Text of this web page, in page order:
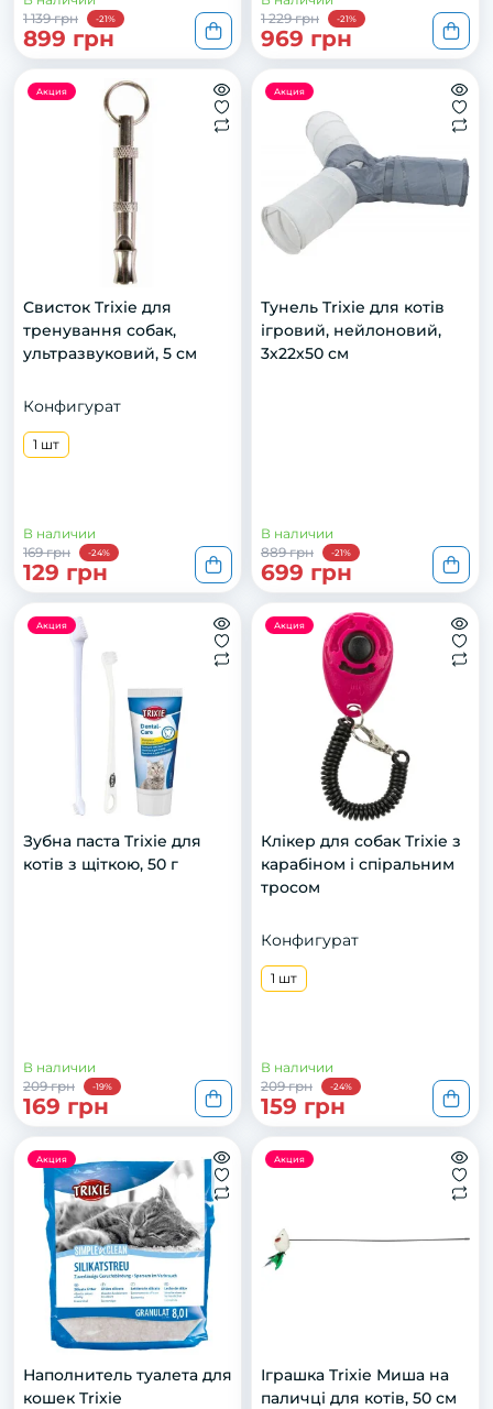
1 139 грн
-21%
899 грн
1 229 грн
-21%
969 грн
Акция
Свисток Trixie для
тренування собак,
ультразвуковий, 5 см
Конфигурат
1 шт
В наличии
169 грн
-24%
129 грн
Акция
Тунель Trixie для котів
ігровий, нейлоновий,
3х22х50 см
В наличии
889 грн
-21%
699 грн
Акция
Зубна паста Trixie для
котів з щіткою, 50 г
В наличии
209 грн
-19%
169 грн
Акция
Клікер для собак Trixie з
карабіном і спіральним
тросом
Конфигурат
1 шт
В наличии
209 грн
-24%
159 грн
Акция
Наполнитель туалета для
кошек Trixie
Акция
Іграшка Trixie Миша на
паличці для котів, 50 см